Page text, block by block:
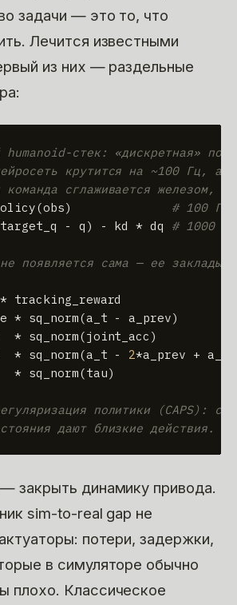
задачи — это то, что
Лечится известными
из них — раздельные
humanoid-стек: «дискретная»
крутится на ~100 Гц, а
команда сглаживается железом,
= policy(obs) # 100 Гц:
- q) - kd * dq # 1000
появляется сама — ее
*
* sq_norm(a_t -
*
* sq_norm(a_t -
2*a_prev +
*
политики (CAPS):
дают близкие действия.
закрыть динамику привода.
sim-to-real gap не
потери, задержки,
в симуляторе обычно
плохо. Классическое